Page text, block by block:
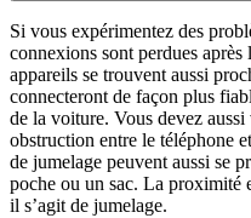
Si vous expérimentez des
connexions sont perdues
appareils se trouvent aussi
connecteront de façon plus
de la voiture. Vous devez aussi
obstruction entre le téléphone
de jumelage peuvent aussi se
poche ou un sac. La proximité
il s’agit de jumelage.